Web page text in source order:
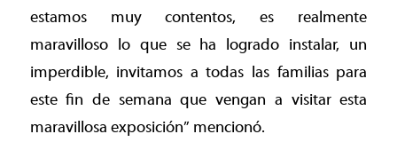
estamos muy contentos, es realmente
maravilloso lo que se ha logrado instalar, un
imperdible, invitamos a todas las familias para
este fin de semana que vengan a visitar esta
maravillosa exposición” mencionó.